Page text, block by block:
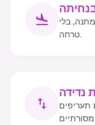
בלי
טרחה.